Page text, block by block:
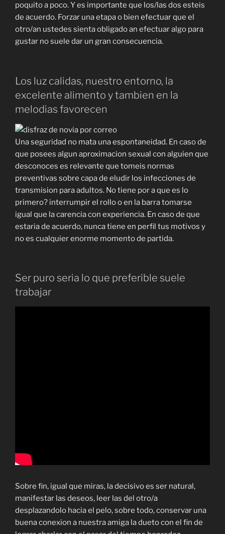
poquito a poco. Y es importante que los/las dos esteis
de acuerdo. Forzar una etapa o bien efectuar que el
otro/an ustedes sienta obligado an efectuar algo para
gustar no suele dar un gran consecuencia.
Los luz calidas, nuestro entorno, la
excelente alimento y tambien en la
melodias favorecen
Una seguridad no mata una espontaneidad. En caso de
que posees algun aproximacion sexual con alguien que
desconoces es relevante que tomeis normas
preventivas sobre capa de eludir los infecciones de
transmision para adultos. No tiene por a que es lo
primero? interrumpir el rollo o en la barra tomarse
igual que la carencia con experiencia. En caso de que
estaria de acuerdo, nunca tiene en perfil tus motivos y
no es cualquier enorme momento de partida.
Ser puro seria lo que preferible suele
trabajar
Sobre fin, igual que miras, la decisivo es ser natural,
manifestar las deseos, leer las del otro/a
desplazandolo hacia el pelo, sobre todo, conservar una
buena conexion a nuestra amiga la dueto con el fin de